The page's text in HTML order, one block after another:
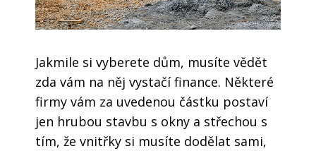
Jakmile si vyberete dům, musíte vědět
zda vám na něj vystačí finance. Některé
firmy vám za uvedenou částku postaví
jen hrubou stavbu s okny a střechou s
tím, že vnitřky si musíte dodělat sami,